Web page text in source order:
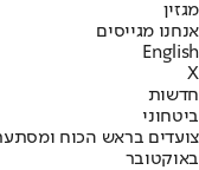
מגזין
אנחנו מגייסים
English
X
חדשות
ביטחוני
צועדים בראש הכוח
באוקטובר